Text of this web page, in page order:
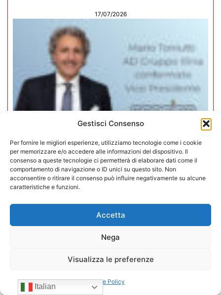
Gestisci Consenso
Per fornire le migliori esperienze, utilizziamo tecnologie come i cookie
per memorizzare e/o accedere alle informazioni del dispositivo. Il
consenso a queste tecnologie ci permetterà di elaborare dati come il
comportamento di navigazione o ID unici su questo sito. Non
acconsentire o ritirare il consenso può influire negativamente su alcune
caratteristiche e funzioni.
Accetta
Nega
Visualizza le preferenze
Cookie Policy
17/07/2026
Mario Toniutti confermato Vice
Presidente di CONFIDA per il
quadriennio 2026-2030
15/07/2026
Italian